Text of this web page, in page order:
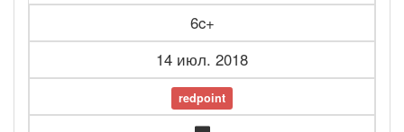
6c+
14 июл. 2018
redpoint